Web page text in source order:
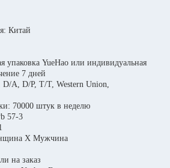
Китай
упаковка YueHao или индивидуальная
7 дней
A, D/P, T/T, Western Union,
70000 штук в неделю
57-3
X Мужчина
на заказ